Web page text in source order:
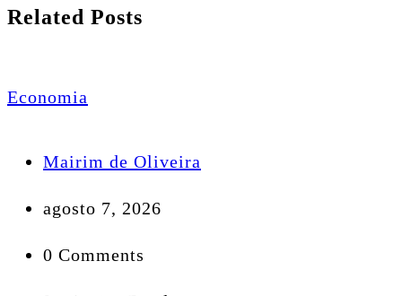
Related Posts
Economia
Mairim de Oliveira
agosto 7, 2026
0 Comments